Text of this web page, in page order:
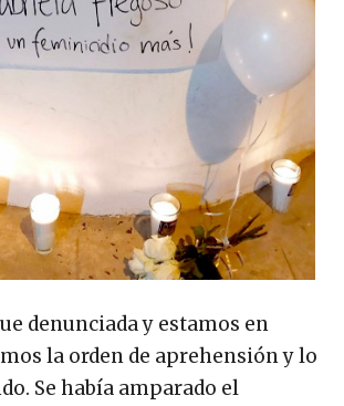
denunciada y estamos en
la orden de aprehensión y lo
Se había amparado el